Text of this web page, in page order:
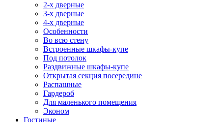
2-х дверные
3-х дверные
4-х дверные
Особенности
Во всю стену
Встроенные шкафы-купе
Под потолок
Раздвижные шкафы-купе
Открытая секция посередине
Распашные
Гардероб
Для маленького помещения
Эконом
Гостиные